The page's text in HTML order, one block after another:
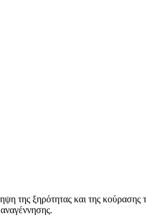
της ξηρότητας και της